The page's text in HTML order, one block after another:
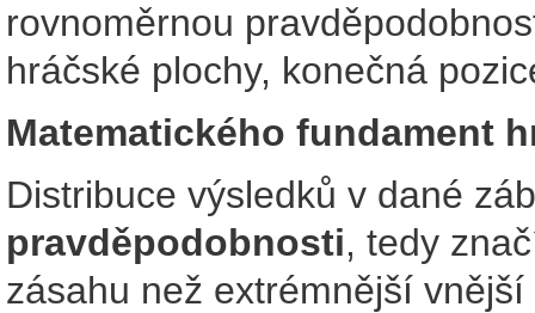
rovnoměrnou
hráčské plochy, konečná
Matematického fundament
Distribuce výsledků v dané
pravděpodobnosti, tedy
zásahu než extrémnější